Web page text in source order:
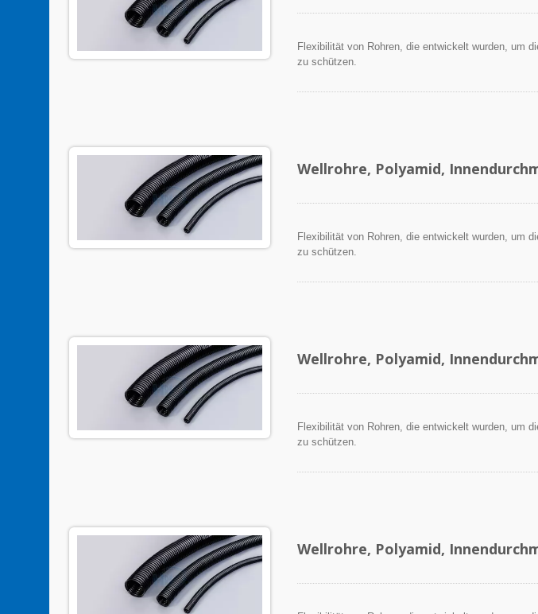
Flexibilität von Rohren, die entwickelt wurden, um
zu schützen.
Wellrohre, Polyamid,
Flexibilität von Rohren, die entwickelt wurden, um
zu schützen.
Wellrohre, Polyamid,
Flexibilität von Rohren, die entwickelt wurden, um
zu schützen.
Wellrohre, Polyamid,